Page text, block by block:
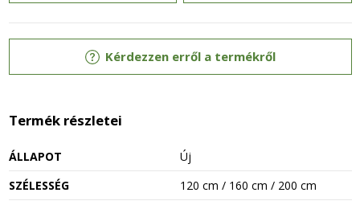
Kérdezzen erről a termékről
Termék részletei
ÁLLAPOT
Új
SZÉLESSÉG
120 cm / 160 cm / 200 cm